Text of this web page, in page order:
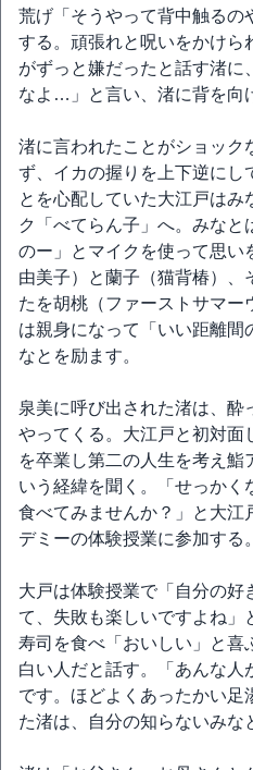
荒げ「そうやって背中触るの
する。頑張れと呪いをかけら
がずっと嫌だったと話す渚に
なよ…」と言い、渚に背を向
渚に言われたことがショック
ず、イカの握りを上下逆にし
とを心配していた大江戸はみ
ク「べてらん子」へ。みなと
のー」とマイクを使って思い
由美子）と蘭子（猫背椿）、
たを胡桃（ファーストサマー
は親身になって「いい距離間
なとを励ます。
泉美に呼び出された渚は、酔
やってくる。大江戸と初対面
を卒業し第二の人生を考え鮨
いう経緯を聞く。「せっかく
食べてみませんか？」と大江
デミーの体験授業に参加する。
大戸は体験授業で「自分の好
て、失敗も楽しいですよね」
寿司を食べ「おいしい」と喜
白い人だと話す。「あんな人
です。ほどよくあったかい足
た渚は、自分の知らないみな